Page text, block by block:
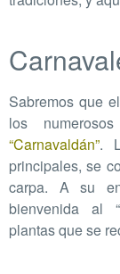
Sabremos que el
los
“Carnavaldán”.
principales, se
carpa. A su
bienvenida al
plantas que se